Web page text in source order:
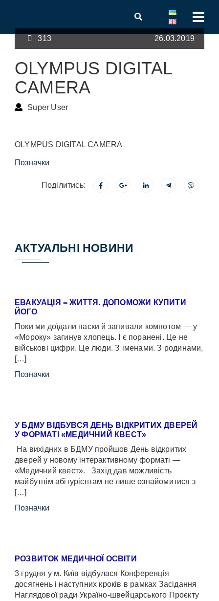
313 26.03.2019
OLYMPUS DIGITAL
CAMERA
Super User
OLYMPUS DIGITAL CAMERA
Позначки
Поділитись:
АКТУАЛЬНІ НОВИНИ
ЕВАКУАЦІЯ = ЖИТТЯ. ДОПОМОЖИ КУПИТИ
ЙОГО
Поки ми доїдали паски й запивали компотом — у
«Мороку» загинув хлопець. І є поранені. Це не
військові цифри. Це люди. З іменами. З родинами,
[…]
Позначки
У БДМУ ВІДБУВСЯ ДЕНЬ ВІДКРИТИХ ДВЕРЕЙ
У ФОРМАТІ «МЕДИЧНИЙ КВЕСТ»
На вихідних в БДМУ пройшов День відкритих
дверей у новому інтерактивному форматі —
«Медичний квест». Захід дав можливість
майбутнім абітурієнтам не лише ознайомитися з
[…]
Позначки
РОЗВИТОК МЕДИЧНОЇ ОСВІТИ
3 грудня у м. Київ відбулася Конференція
досягнень і наступних кроків в рамках Засідання
Наглядової ради Україно-швейцарського Проєкту